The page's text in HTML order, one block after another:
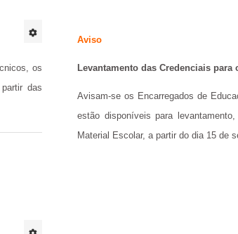
os
das
Aviso
Levantamento das Credenciais para
Avisam-se os Encarregados de
estão disponíveis para
Material Escolar, a partir do dia 15 de